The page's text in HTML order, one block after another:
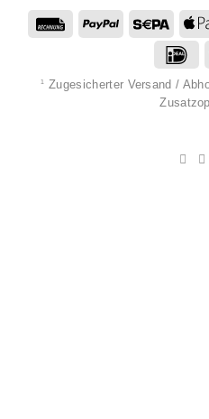
RechungPayPal Sepa
1
Zugesicherter Versand /